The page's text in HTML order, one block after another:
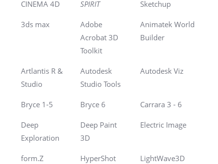
CINEMA 4D SPIRIT Sketchup
3ds max
Adobe
Acrobat 3D
Toolkit
Animatek World
Builder
Artlantis R &
Studio
Autodesk
Studio Tools
Autodesk Viz
Bryce 1-5 Bryce 6 Carrara 3 - 6
Deep
Exploration
Deep Paint
3D
Electric Image
form.Z
HyperShot
LightWave3D